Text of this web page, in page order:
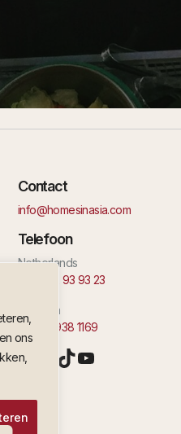
ons
Contact
info@homesinasia.com
Telefoon
Netherlands
+31 6 42 93 93 23
Malaysia
+60 11 1938 1169
Instagram
Facebook
TikTokYouTube